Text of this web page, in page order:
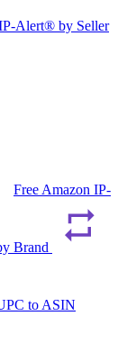
Alert® by Seller
Free Amazon IP-
Brand
to ASIN